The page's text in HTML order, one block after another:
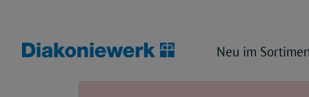
Neu im